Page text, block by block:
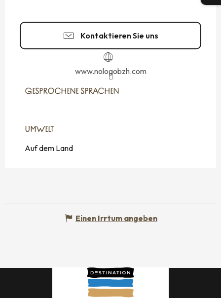
Kontaktieren Sie uns
www.nologobzh.com
GESPROCHENE SPRACHEN
GESPROCHENE SPRACHEN
UMWELT
UMWELT
Auf dem Land
Einen Irrtum angeben